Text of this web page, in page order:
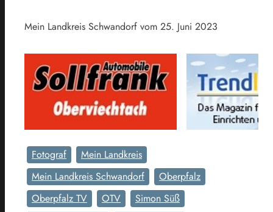
Mein Landkreis Schwandorf vom 25. Juni 2023
Fotograf
Mein Landkreis
Mein Landkreis Schwandorf
Oberpfalz
Oberpfalz TV
OTV
Simon Süß